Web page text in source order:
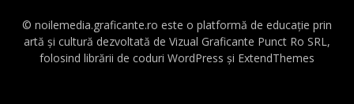
© noilemedia.graficante.ro este o platformă de educație prin
artă și cultură dezvoltată de Vizual Graficante Punct Ro SRL,
folosind librării de coduri WordPress și ExtendThemes